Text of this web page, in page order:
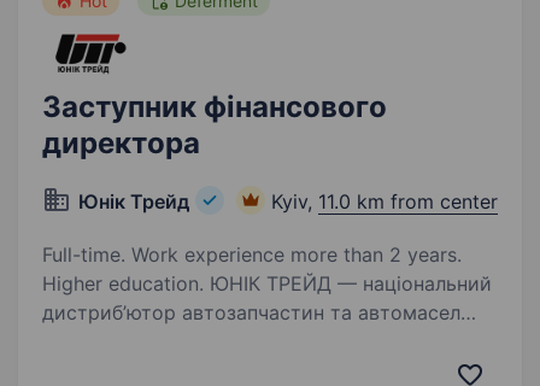
Заступник фінансового
директора
Юнiк Трейд Kyiv, 11.0 km from center
Full-time. Work experience more than 2 years.
Higher education. ЮНІК ТРЕЙД — національний
дистриб’ютор автозапчастин та автомасел